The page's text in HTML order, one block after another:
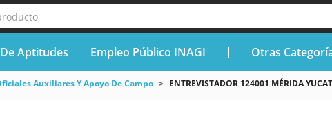
Aptitudes Empleo Público INAGI Otras
Auxiliares Y Apoyo De Campo ENTREVISTADOR 124001 MÉRIDA